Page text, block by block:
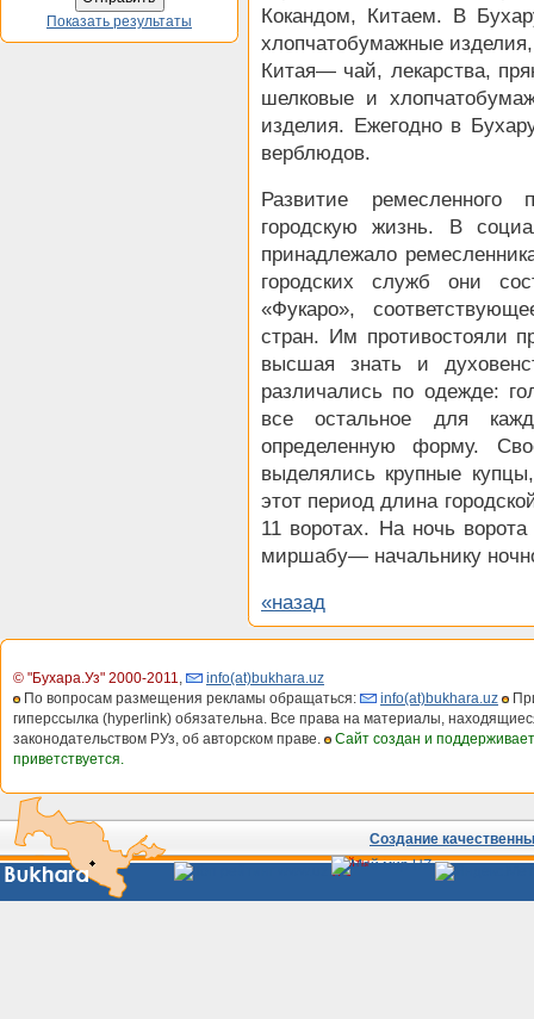
Показать результаты
Кокандом, Китаем. В
хлопчатобумажные
Китая— чай, лекарства,
шелковые и
изделия. Ежегодно в
верблюдов.
Развитие ремесленного
городскую жизнь. В
принадлежало
городских служб они
«Фукаро»,
стран. Им противостояли
высшая знать и
различались по одежде:
все остальное для
определенную форму.
выделялись крупные
этот период длина
11 воротах. На ночь
миршабу— начальнику
«назад
© "Бухара.Уз" 2000-2011,
info(at)bukhara.uz
По вопросам размещения рекламы обращаться:
info(at)bukhara.uz
гиперссылка (hyperlink) обязательна. Все права на материалы,
законодательством РУз, об авторском праве.
Сайт создан и
приветствуется.
Создание
Сайты
Узбекистана